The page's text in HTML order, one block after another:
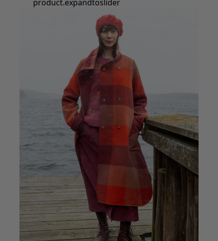
product.expandtoslider